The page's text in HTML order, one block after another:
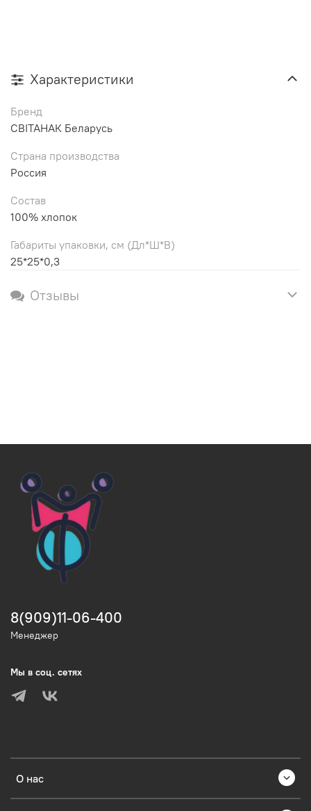
Характеристики
Бренд
СВIТАНАК Беларусь
Страна производства
Россия
Состав
100% хлопок
Габариты упаковки, см (Дл*Ш*В)
25*25*0,3
Отзывы
О нас
8(909)11-06-400
Менеджер
Мы в соц. сетях